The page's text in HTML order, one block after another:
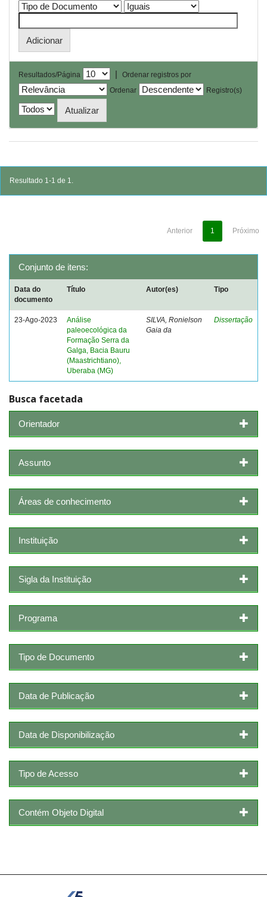
Resultados/Página |
Ordenar registros por
Ordenar
Registro(s)
Resultado 1-1 de 1.
Anterior 1 Próximo
Conjunto de itens:
Data do
documento
Título Autor(es) Tipo
23-Ago-2023
Análise
paleoecológica da
Formação Serra da
Galga, Bacia Bauru
(Maastrichtiano),
Uberaba (MG)
SILVA, Ronielson
Gaia da
Dissertação
Busca facetada
Orientador
Assunto
Áreas de conhecimento
Instituição
Sigla da Instituição
Programa
Tipo de Documento
Data de Publicação
Data de Disponibilização
Tipo de Acesso
Contém Objeto Digital